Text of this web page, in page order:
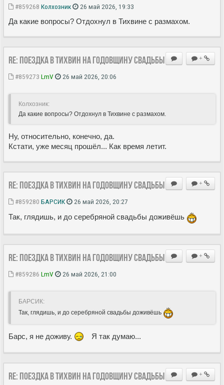
#859268 Колхозник 26 май 2026, 19:33
Да какие вопросы? Отдохнул в Тихвине с размахом.
+
Re: Поездка в Тихвин на годовщину свадьбы
#859273 LmV 26 май 2026, 20:06
Колхозник:
Да какие вопросы? Отдохнул в Тихвине с размахом.
Ну, относительно, конечно, да.
Кстати, уже месяц прошёл... Как время летит.
+
Re: Поездка в Тихвин на годовщину свадьбы
#859280 БАРСИК 26 май 2026, 20:27
Так, глядишь, и до серебряной свадьбы доживёшь
+
Re: Поездка в Тихвин на годовщину свадьбы
#859286 LmV 26 май 2026, 21:00
БАРСИК:
Так, глядишь, и до серебряной свадьбы доживёшь
Барс, я не доживу. Я так думаю...
+
Re: Поездка в Тихвин на годовщину свадьбы